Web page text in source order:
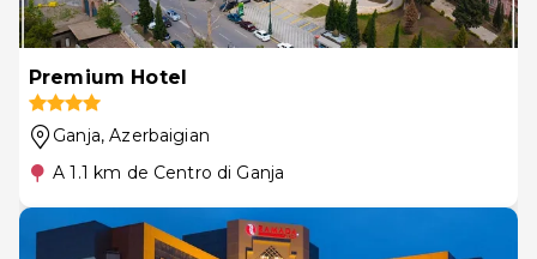
Premium Hotel
Ganja, Azerbaigian
A 1.1 km de Centro di Ganja